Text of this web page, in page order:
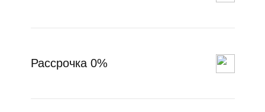
Рассрочка 0%